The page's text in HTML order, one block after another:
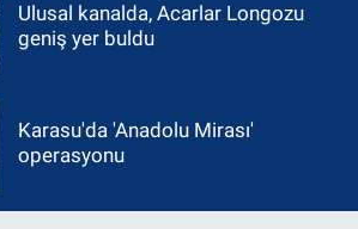
Ulusal kanalda, Acarlar Longozu
geniş yer buldu
Karasu'da 'Anadolu Mirası'
operasyonu